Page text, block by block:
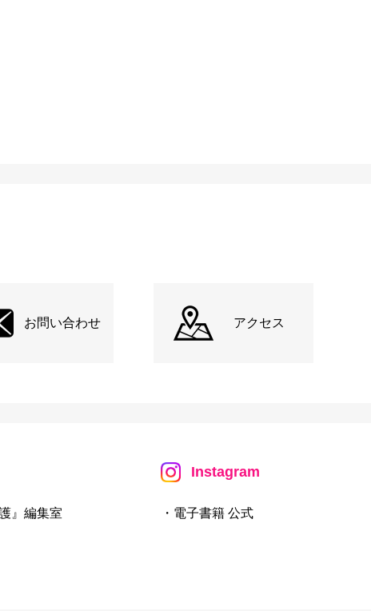
お問い合わせ アクセス
』編集室
Instagram
・電子書籍 公式